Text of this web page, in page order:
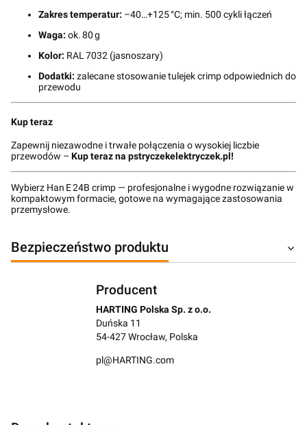
Zakres temperatur: –40…+125 °C; min. 500 cykli łączeń
Waga: ok. 80 g
Kolor: RAL 7032 (jasnoszary)
Dodatki: zalecane stosowanie tulejek crimp odpowiednich do
przewodu
Kup teraz
Zapewnij niezawodne i trwałe połączenia o wysokiej liczbie
przewodów – Kup teraz na pstryczekelektryczek.pl!
Wybierz Han E 24B crimp — profesjonalne i wygodne rozwiązanie w
kompaktowym formacie, gotowe na wymagające zastosowania
przemysłowe.
Bezpieczeństwo produktu
Producent
HARTING Polska Sp. z o.o.
Duńska 11
54-427 Wrocław, Polska
pl@HARTING.com